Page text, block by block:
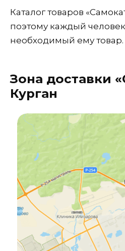
Каталог товаров
поэтому каждый
необходимый ему товар.
Зона доставки
Курган